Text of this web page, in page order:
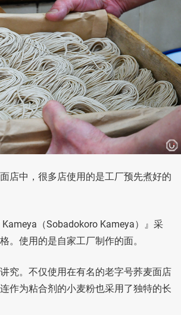
店中，很多店使用的是工厂预先煮好的
（Sobadokoro Kameya）』采
。使用的是自家工厂制作的面。
究。不仅使用在有名的老字号荞麦面店
作为粘合剂的小麦粉也采用了独特的长